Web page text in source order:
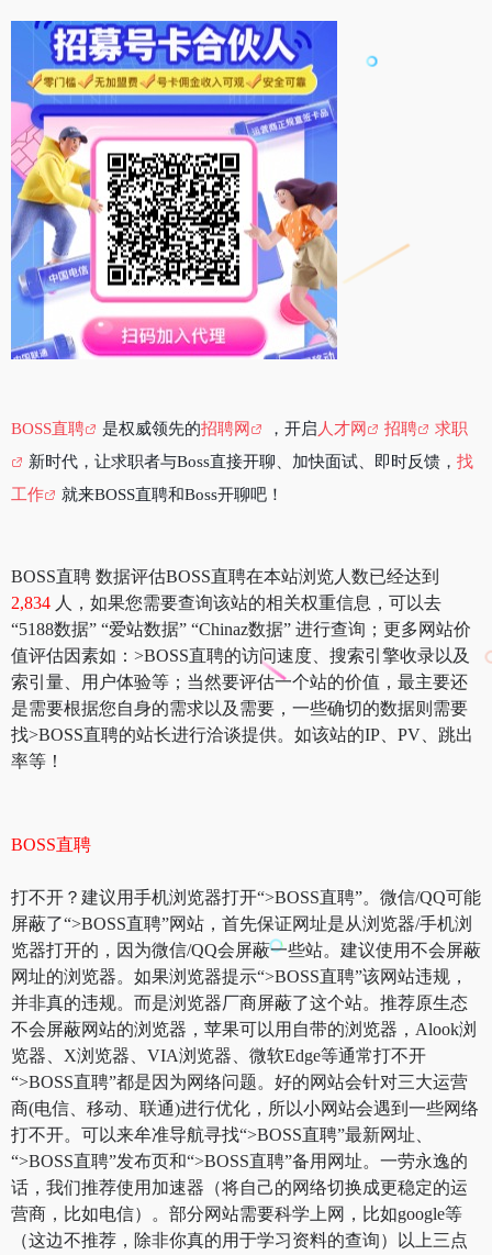
BOSS直聘 是权威领先的招聘网 ，开启 人才网 招聘
求职
新时代，让求职者与Boss直接开聊、加快面试、即时反馈， 找
工作
就来BOSS直聘和Boss开聊吧！
BOSS直聘 数据评估BOSS直聘在本站浏览人数已经达到
2,834 人，如果您需要查询该站的相关权重信息，可以去
“5188数据” “爱站数据” “Chinaz数据” 进行查询；更多网站价
值评估因素如：>BOSS直聘的访问速度、搜索引擎收录以及
索引量、用户体验等；当然要评估一个站的价值，最主要还
是需要根据您自身的需求以及需要，一些确切的数据则需要
找>BOSS直聘的站长进行洽谈提供。如该站的IP、PV、跳出
率等！
BOSS直聘
打不开？建议用手机浏览器打开“>BOSS直聘”。微信/QQ可能
屏蔽了“>BOSS直聘”网站，首先保证网址是从浏览器/手机浏
览器打开的，因为微信/QQ会屏蔽一些站。建议使用不会屏蔽
网址的浏览器。如果浏览器提示“>BOSS直聘”该网站违规，
并非真的违规。而是浏览器厂商屏蔽了这个站。推荐原生态
不会屏蔽网站的浏览器，苹果可以用自带的浏览器，Alook浏
览器、X浏览器、VIA浏览器、微软Edge等通常打不开
“>BOSS直聘”都是因为网络问题。好的网站会针对三大运营
商(电信、移动、联通)进行优化，所以小网站会遇到一些网络
打不开。可以来牟准导航寻找“>BOSS直聘”最新网址、
“>BOSS直聘”发布页和“>BOSS直聘”备用网址。一劳永逸的
话，我们推荐使用加速器（将自己的网络切换成更稳定的运
营商，比如电信）。部分网站需要科学上网，比如google等
（这边不推荐，除非你真的用于学习资料的查询）以上三点